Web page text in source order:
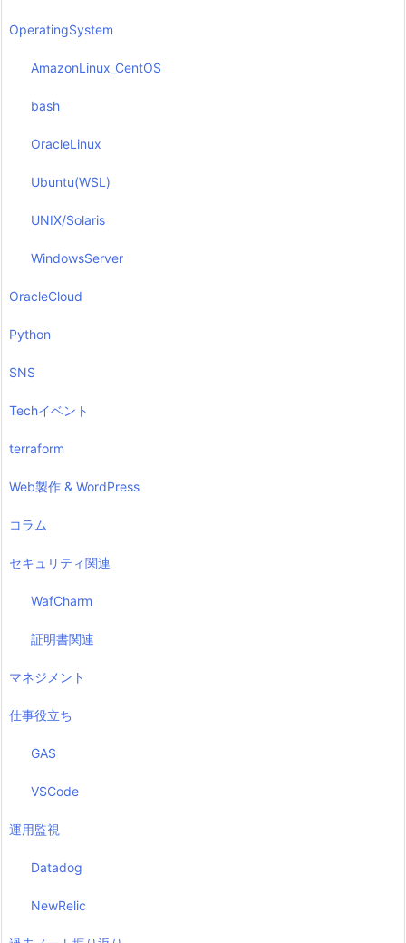
OperatingSystem
AmazonLinux_CentOS
bash
OracleLinux
Ubuntu(WSL)
UNIX/Solaris
WindowsServer
OracleCloud
Python
SNS
Techイベント
terraform
Web製作 & WordPress
コラム
セキュリティ関連
WafCharm
証明書関連
マネジメント
仕事役立ち
GAS
VSCode
運用監視
Datadog
NewRelic